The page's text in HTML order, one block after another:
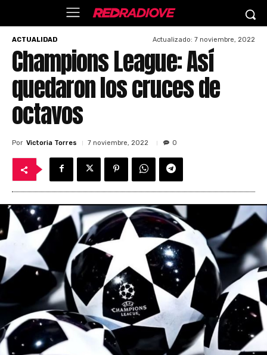
ACTUALIDAD Actualizado: 7 noviembre, 2022
Champions League: Así
quedaron los cruces de
octavos
Por Victoria Torres 7 noviembre, 2022 0